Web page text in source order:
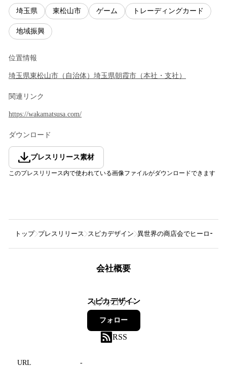
埼玉県 東松山市 ゲーム トレーディングカード
地域振興
位置情報
埼玉県東松山市 （ 自治体） 埼玉県朝霞市 （本社・支社 ）
関連リンク
https://wakamatsusa.com/
ダウンロード
プレスリリース素材
このプレスリリース内で使われている画像ファイルがダウンロードできます
トップ プレスリリース スピカデザイン 異世界の商店会でヒーロー達
会社概要
スピカデザイン
1フォロワー
フォロー
RSS
URL
-